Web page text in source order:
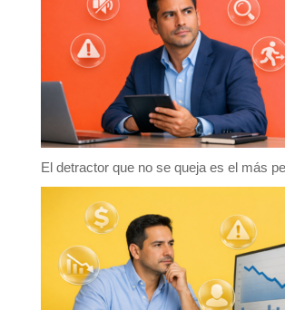
El detractor que no se queja es el más